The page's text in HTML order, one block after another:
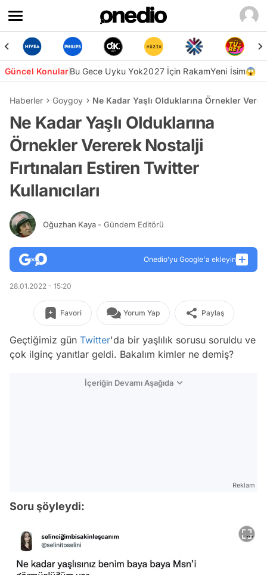
Güncel KonularBu Gece Uyku Yok2027 İçin RakamYeni İsim😱
Haberler Goygoy Ne Kadar Yaşlı Olduklarına Örnekler
Ne Kadar Yaşlı Olduklarına
Örnekler Vererek Nostalji
Fırtınaları Estiren Twitter
Kullanıcıları
Oğuzhan Kaya - Gündem Editörü
Onedio’yu Google'a ekleyin
28.01.2022 - 15:20
Favori Yorum Yap Paylaş
Geçtiğimiz gün Twitter'da bir yaşlılık sorusu soruldu ve
çok ilginç yanıtlar geldi. Bakalım kimler ne demiş?
İçeriğin Devamı Aşağıda
Reklam
Soru şöyleydi: